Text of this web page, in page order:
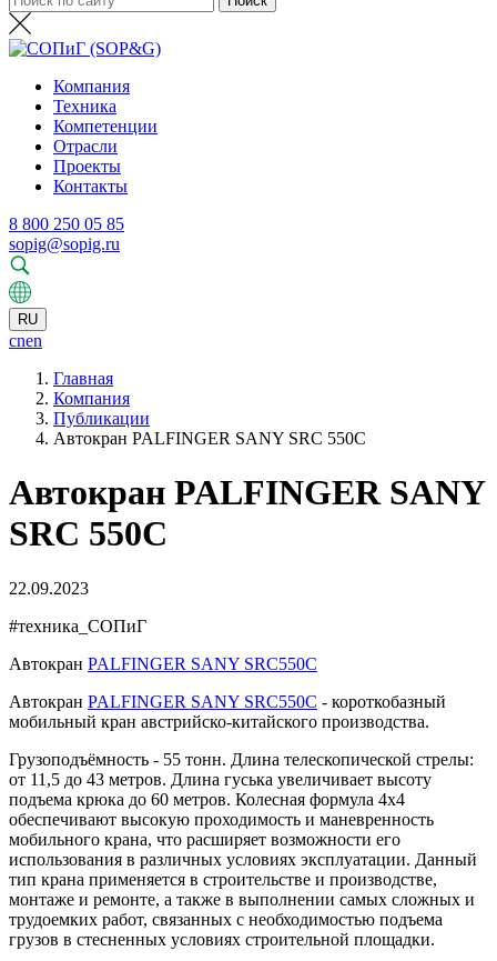
Компания
Техника
Компетенции
Отрасли
Проекты
Контакты
8 800 250 05 85
sopig@sopig.ru
RU
cnen
Главная
Компания
Публикации
Автокран PALFINGER SANY SRC 550C
Автокран PALFINGER SANY
SRC 550C
22.09.2023
#техника_СОПиГ
Автокран PALFINGER SANY SRC550C
Автокран PALFINGER SANY SRC550C - короткобазный
мобильный кран австрийско-китайского производства.
Грузоподъёмность - 55 тонн. Длина телескопической стрелы:
от 11,5 до 43 метров. Длина гуська увеличивает высоту
подъема крюка до 60 метров. Колесная формула 4х4
обеспечивают высокую проходимость и маневренность
мобильного крана, что расширяет возможности его
использования в различных условиях эксплуатации. Данный
тип крана применяется в строительстве и производстве,
монтаже и ремонте, а также в выполнении самых сложных и
трудоемких работ, связанных с необходимостью подъема
грузов в стесненных условиях строительной площадки.